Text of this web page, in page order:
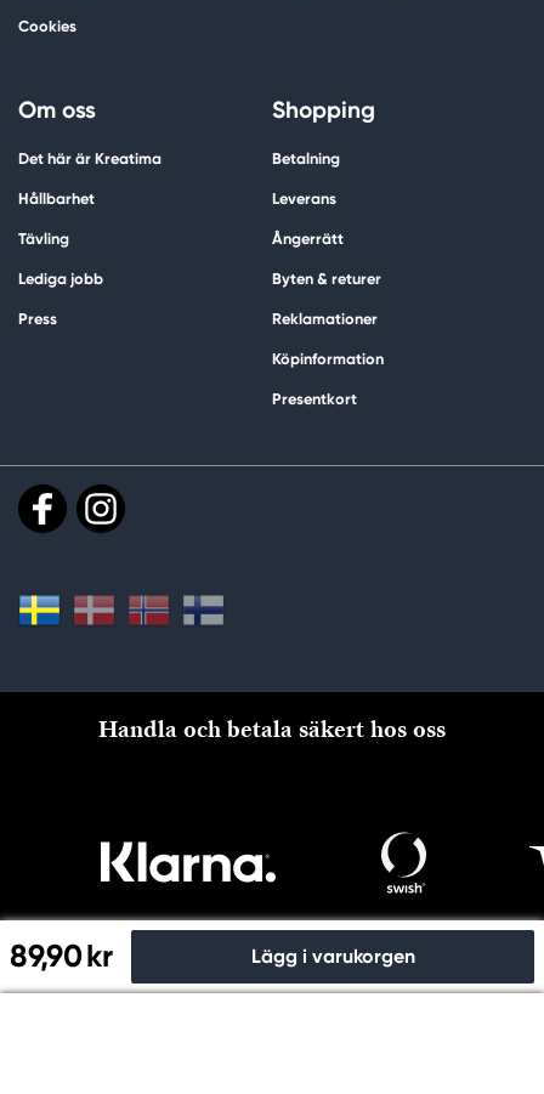
89,90 kr Lägg i varukorgen
Cookies
Om oss
Det här är Kreatima
Hållbarhet
Tävling
Lediga jobb
Press
Shopping
Betalning
Leverans
Ångerrätt
Byten & returer
Reklamationer
Köpinformation
Presentkort
Handla och betala säkert hos oss